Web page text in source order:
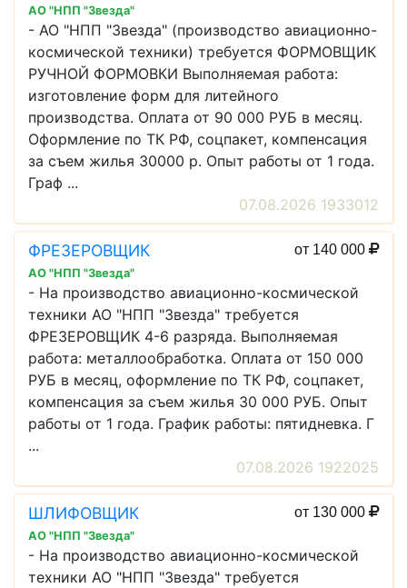
АО "НПП "Звезда"
- АО "НПП "Звезда" (производство авиационно-
космической техники) требуется ФОРМОВЩИК
РУЧНОЙ ФОРМОВКИ Выполняемая работа:
изготовление форм для литейного
производства. Оплата от 90 000 РУБ в месяц.
Оформление по ТК РФ, соцпакет, компенсация
за съем жилья 30000 р. Опыт работы от 1 года.
Граф ...
07.08.2026 1933012
ФРЕЗЕРОВЩИК от 140 000
АО "НПП "Звезда"
- На производство авиационно-космической
техники АО "НПП "Звезда" требуется
ФРЕЗЕРОВЩИК 4-6 разряда. Выполняемая
работа: металлообработка. Оплата от 150 000
РУБ в месяц, оформление по ТК РФ, соцпакет,
компенсация за съем жилья 30 000 РУБ. Опыт
работы от 1 года. График работы: пятидневка. Г
...
07.08.2026 1922025
ШЛИФОВЩИК от 130 000
АО "НПП "Звезда"
- На производство авиационно-космической
техники АО "НПП "Звезда" требуется